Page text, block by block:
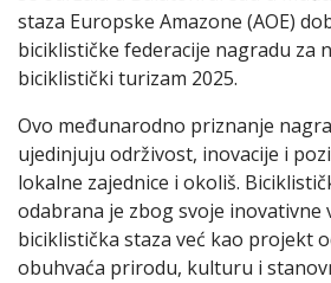
staza Europske Amazone (AOE)
biciklističke federacije nagradu za
biciklistički turizam 2025.
Ovo međunarodno priznanje
ujedinjuju održivost, inovacije i
lokalne zajednice i okoliš.
odabrana je zbog svoje inovativne
biciklistička staza već kao projekt
obuhvaća prirodu, kulturu i